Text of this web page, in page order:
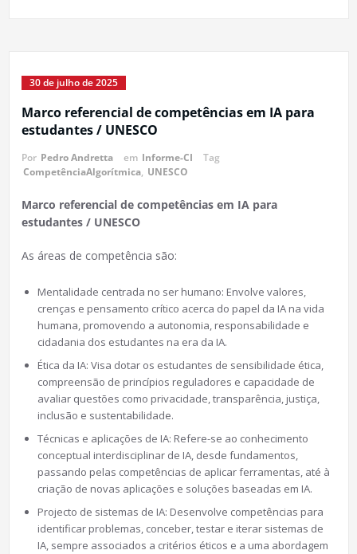
30 de julho de 2025
Marco referencial de competências em IA para
estudantes / UNESCO
Por Pedro Andretta em Informe-CI
Tag
CompetênciaAlgorítmica, UNESCO
Marco referencial de competências em IA para
estudantes / UNESCO
As áreas de competência são:
Mentalidade centrada no ser humano: Envolve valores,
crenças e pensamento crítico acerca do papel da IA na vida
humana, promovendo a autonomia, responsabilidade e
cidadania dos estudantes na era da IA.
Ética da IA: Visa dotar os estudantes de sensibilidade ética,
compreensão de princípios reguladores e capacidade de
avaliar questões como privacidade, transparência, justiça,
inclusão e sustentabilidade.
Técnicas e aplicações de IA: Refere-se ao conhecimento
conceptual interdisciplinar de IA, desde fundamentos,
passando pelas competências de aplicar ferramentas, até à
criação de novas aplicações e soluções baseadas em IA.
Projecto de sistemas de IA: Desenvolve competências para
identificar problemas, conceber, testar e iterar sistemas de
IA, sempre associados a critérios éticos e a uma abordagem